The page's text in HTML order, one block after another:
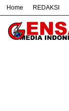
Home REDAKSI